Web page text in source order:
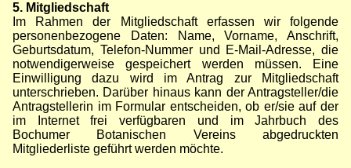
5. Mitgliedschaft
Im Rahmen der Mitgliedschaft erfassen wir folgende
personenbezogene Daten: Name, Vorname, Anschrift,
Geburtsdatum, Telefon-Nummer und E-Mail-Adresse, die
notwendigerweise gespeichert werden müssen. Eine
Einwilligung dazu wird im Antrag zur Mitgliedschaft
unterschrieben. Darüber hinaus kann der Antragsteller/die
Antragstellerin im Formular entscheiden, ob er/sie auf der
im Internet frei verfügbaren und im Jahrbuch des
Bochumer Botanischen Vereins abgedruckten
Mitgliederliste geführt werden möchte.